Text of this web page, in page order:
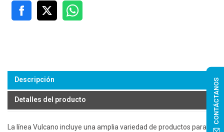
Descripción
Detalles del producto
La línea Vulcano incluye una amplia variedad de productos para
CONTÁCTANOS